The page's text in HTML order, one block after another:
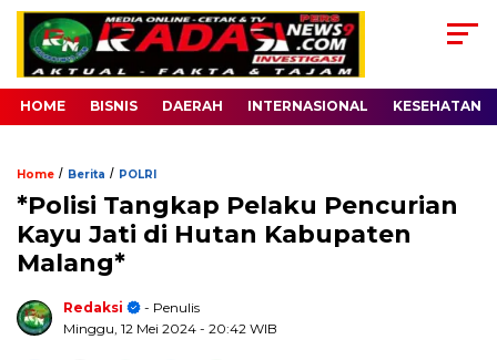
HOME BISNIS DAERAH INTERNASIONAL KESEHATAN
Home / Berita / POLRI
*Polisi Tangkap Pelaku Pencurian
Kayu Jati di Hutan Kabupaten
Malang*
Redaksi
- Penulis
Minggu, 12 Mei 2024 - 20:42 WIB